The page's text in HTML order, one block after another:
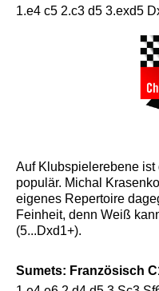
1.e4 c5 2.c3 d5 3.exd5
Auf Klubspielerebene
populär. Michal
eigenes Repertoire
Feinheit, denn Weiß
(5...Dxd1+).
Sumets: Französisch